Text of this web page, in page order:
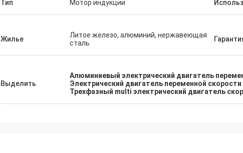
Тип Мотор индукции
Жилье
Литое железо, алюминий, нержавеющая
сталь
Выделить
Алюминиевый электрический двигатель
Электрический двигатель переменной скорости
Трехфазный multi электрический двигатель